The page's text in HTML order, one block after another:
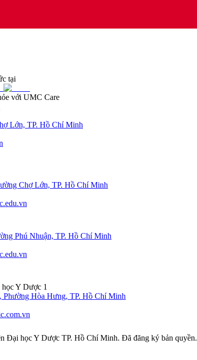
tại
với UMC Care
Lớn, TP. Hồ Chí Minh
Chợ Lớn, TP. Hồ Chí Minh
Phú Nhuận, TP. Hồ Chí Minh
Y Dược 1
Phường Hòa Hưng, TP. Hồ Chí Minh
Đại học Y Dược TP. Hồ Chí Minh. Đã đăng ký bản quyền.